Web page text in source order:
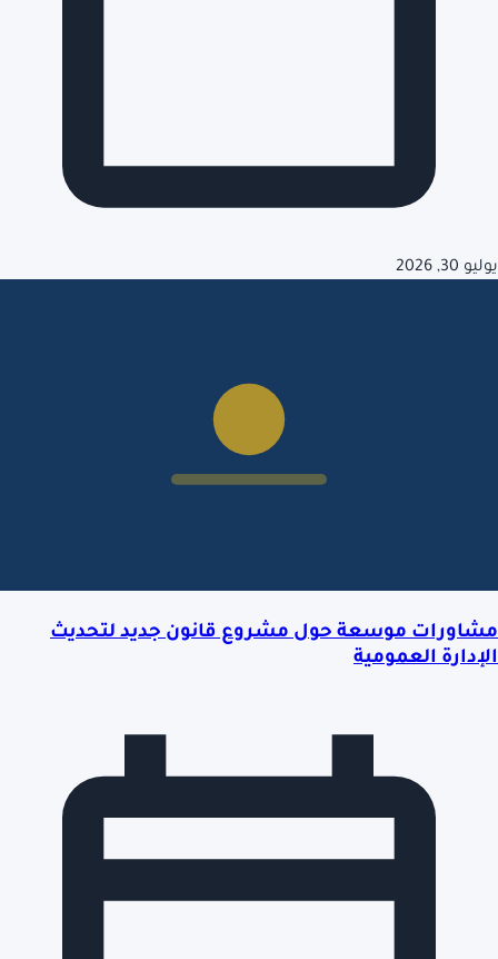
يوليو 30, 2026
مشاورات موسعة حول مشروع قانون جديد لتحديث
الإدارة العمومية